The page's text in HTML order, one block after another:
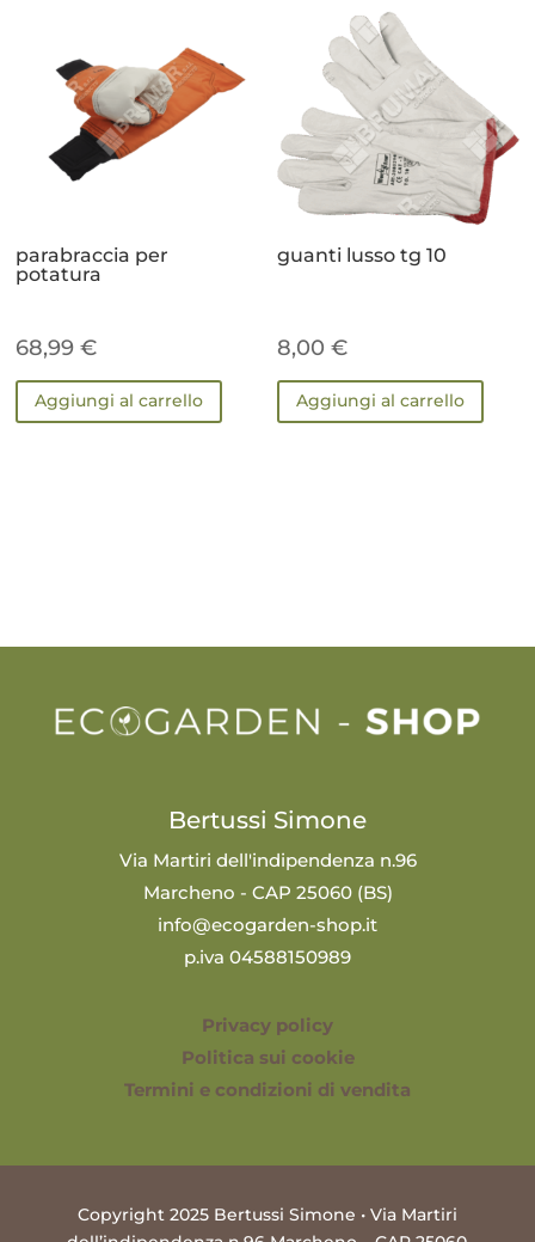
parabraccia per
potatura
68,99€
Aggiungi al carrello
guanti lusso tg 10
8,00€
Aggiungi al carrello
Bertussi Simone
Via Martiri dell'indipendenza n.96
Marcheno - CAP 25060 (BS)
info@ecogarden-shop.it
p.iva 04588150989
Privacy policy
Politica sui cookie
Termini e condizioni di vendita
Copyright 2025 Bertussi Simone • Via Martiri